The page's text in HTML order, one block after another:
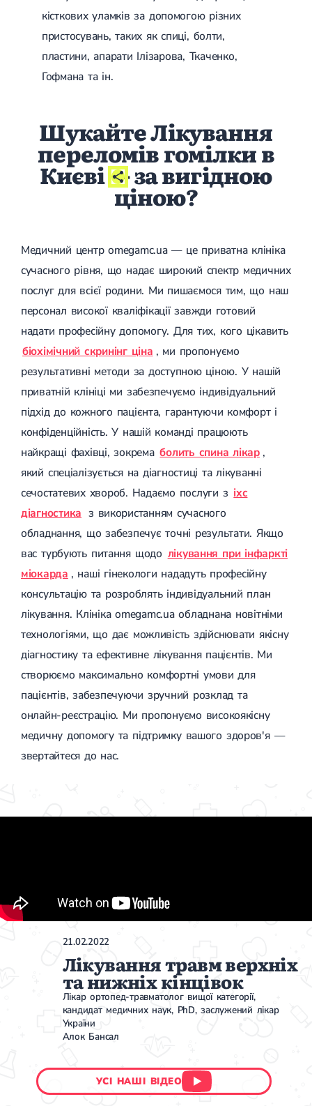
кісткових уламків за допомогою різних
пристосувань, таких як спиці, болти,
пластини, апарати Ілізарова, Ткаченко,
Гофмана та ін.
Шукайте Лікування
переломів гомілки в
Києві - за вигідною
ціною?
Медичний центр omegamc.ua — це приватна клініка
сучасного рівня, що надає широкий спектр медичних
послуг для всієї родини. Ми пишаємося тим, що наш
персонал високої кваліфікації завжди готовий
надати професійну допомогу. Для тих, кого цікавить
біохімічний скринінг ціна , ми пропонуємо
результативні методи за доступною ціною. У нашій
приватній клініці ми забезпечуємо індивідуальний
підхід до кожного пацієнта, гарантуючи комфорт і
конфіденційність. У нашій команді працюють
найкращі фахівці, зокрема болить спина лікар ,
який спеціалізується на діагностиці та лікуванні
сечостатевих хвороб. Надаємо послуги з іхс
діагностика з використанням сучасного
обладнання, що забезпечує точні результати. Якщо
вас турбують питання щодо лікування при інфаркті
міокарда , наші гінекологи нададуть професійну
консультацію та розроблять індивідуальний план
лікування. Клініка omegamc.ua обладнана новітніми
технологіями, що дає можливість здійснювати якісну
діагностику та ефективне лікування пацієнтів. Ми
створюємо максимально комфортні умови для
пацієнтів, забезпечуючи зручний розклад та
онлайн-реєстрацію. Ми пропонуємо високоякісну
медичну допомогу та підтримку вашого здоров'я —
звертайтеся до нас.
21.02.2022
Лікування травм верхніх
та нижніх кінцівок
Лікар ортопед-травматолог вищої категорії,
кандидат медичних наук, PhD, заслужений лікар
України
Алок Бансал
УСІ НАШІ ВІДЕО